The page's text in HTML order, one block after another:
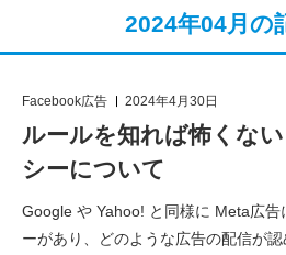
2024年04月の
Facebook広告 2024年4月30日
ルールを知れば怖くな
シーについて
Google や Yahoo! と同様に Meta広
ーがあり、どのような広告の配信が